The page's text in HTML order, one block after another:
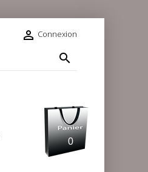
 Connexion

0